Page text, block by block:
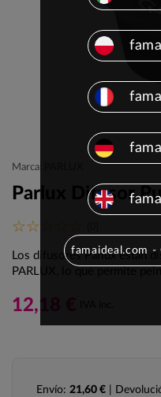
Marca: PARLUX
Parlux Difusor
Los difusores Parlux están
PARLUX, lo que permite
12,18 €
Envío: 21,60 € |
famaideal.com -